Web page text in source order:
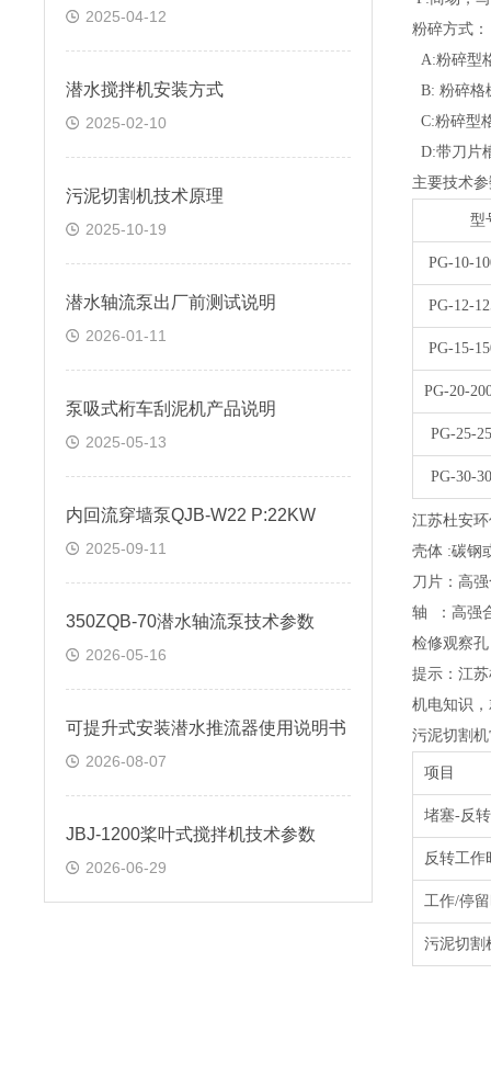
2025-04-12
潜水搅拌机安装方式
2025-02-10
污泥切割机技术原理
2025-10-19
潜水轴流泵出厂前测试说明
2026-01-11
泵吸式桁车刮泥机产品说明
2025-05-13
内回流穿墙泵QJB-W22 P:22KW
2025-09-11
350ZQB-70潜水轴流泵技术参数
2026-05-16
可提升式安装潜水推流器使用说明书
2026-08-07
JBJ-1200桨叶式搅拌机技术参数
2026-06-29
粉碎方式 ：
A:粉碎型
B: 粉碎格
C:粉碎型
D:带刀片
主要技术
型
PG-10-
PG-12-
PG-15-
PG-20-
PG-25-
PG-30-
江苏杜安
壳体 :碳钢
刀片：高
轴
：高
检修观察
提示： 江
机电知识
污泥切割
项目
堵塞-反
反转工作
工作/停
污泥切割